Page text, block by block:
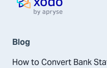
Page d'accueil
Blog
How to Convert Bank